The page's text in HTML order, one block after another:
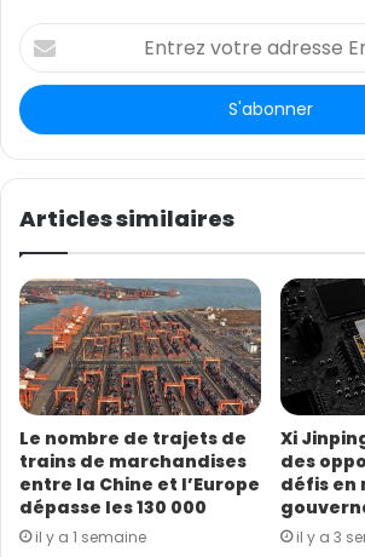
E
n
r
e
z
o
r
e
a
d
r
e
s
s
e
E
m
a
Articles similaires
Le nombre de trajets de
trains de marchandises
entre la Chine et l’Europe
dépasse les 130 000
il y a 1 semaine
Xi
des
défis en
il y a 3